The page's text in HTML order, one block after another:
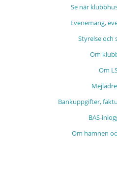
Se när
Evenemang,
Styrelse och
Om
Om
Bankuppgifter,
BAS-
Om hamnen